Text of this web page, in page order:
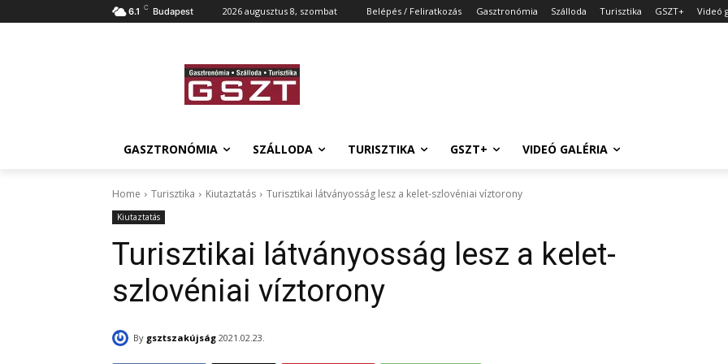
6.1 C Budapest 2026 augusztus 8, szombat Belépés / Feliratkozás Gasztronómia Szálloda Turisztika GSZT+ Videó
GASZTRONÓMIA SZÁLLODA TURISZTIKA GSZT+ VIDEÓ GALÉRIA
Home Turisztika Kiutaztatás Turisztikai látványosság lesz a kelet-szlovéniai víztorony
Kiutaztatás
Turisztikai látványosság lesz a kelet-
szlovéniai víztorony
By gsztszakújság 2021.02.23.